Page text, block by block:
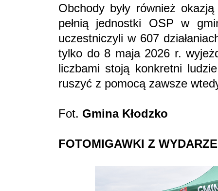
Obchody były również
pełnią jednostki OSP w
uczestniczyli w 607
tylko do 8 maja 2026 r.
liczbami stoją konkretni
ruszyć z pomocą zawsze
Fot. Gmina Kłodzko
FOTOMIGAWKI Z